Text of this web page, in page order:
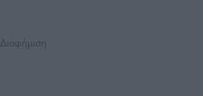
Διαφήμιση